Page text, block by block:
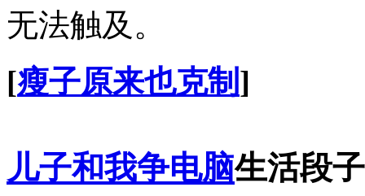
无法触及。
[瘦子原来也克制 ]
儿子和我争电脑生活段子